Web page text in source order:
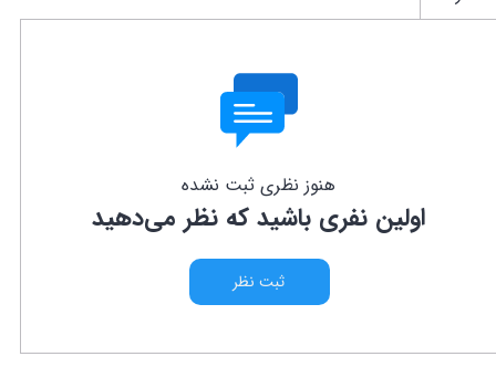
هنوز نظری ثبت نشده
اولین نفری باشید که نظر می‌دهید
ثبت نظر